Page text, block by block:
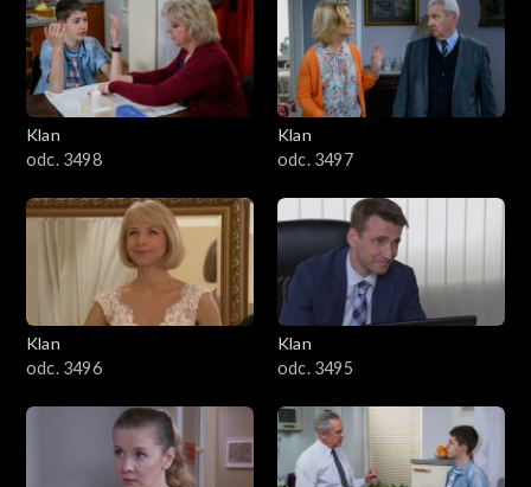
4201–4300
4101–4200
3901–4000
3801–3900
3701–3800
3601–3700
3501–3600
Klan
odc. 3498
Klan
odc. 3497
Klan
odc. 3496
Klan
odc. 3495